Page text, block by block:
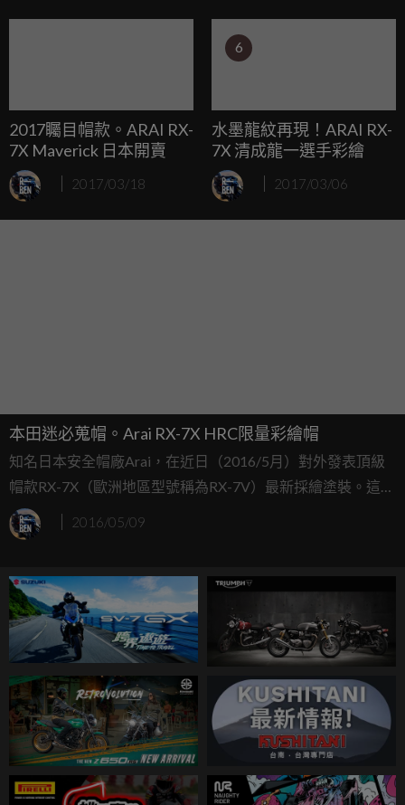
Pedrosa之間的合作關係，這頂紅、藍配色俗稱武士帽的
Pedrosa專屬彩繪在台灣也擁有相當高的知名度...
2017矚目帽款。ARAI RX-
7X Maverick 日本開賣
2017/03/18
6
水墨龍紋再現！ARAI RX-
7X 清成龍一選手彩繪
2017/03/06
本田迷必蒐帽。Arai RX-7X HRC限量彩繪帽
知名日本安全帽廠Arai，在近日（2016/5月）對外發表頂級
帽款RX-7X（歐洲地區型號稱為RX-7V）最新採繪塗裝。這次
發表的塗裝特別與同為日本的經典品牌的HONDA合作，將
旗下HRC彩繪式樣塗裝上身....
2016/05/09